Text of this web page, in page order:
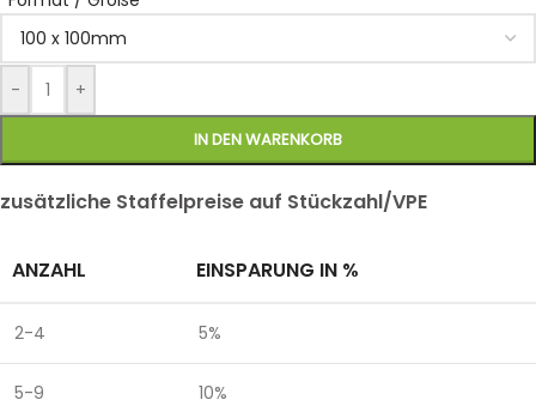
- +
IN DEN WARENKORB
zusätzliche Staffelpreise auf Stückzahl/VPE
ANZAHL EINSPARUNG IN %
2-4 5%
5-9 10%